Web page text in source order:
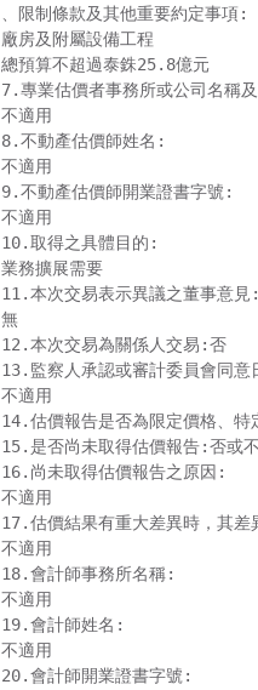
、限制條款及其他重要約定事項:
廠房及附屬設備工程
總預算不超過泰銖25.8億元
7.專業估價者事務所或公司名稱
不適用
8.不動產估價師姓名:
不適用
9.不動產估價師開業證書字號:
不適用
10.取得之具體目的:
業務擴展需要
11.本次交易表示異議之董事意見:
無
12.本次交易為關係人交易:否
13.監察人承認或審計委員會同意
不適用
14.估價報告是否為限定價格、
15.是否尚未取得估價報告:否或
16.尚未取得估價報告之原因:
不適用
17.估價結果有重大差異時，其差
不適用
18.會計師事務所名稱:
不適用
19.會計師姓名:
不適用
20.會計師開業證書字號: